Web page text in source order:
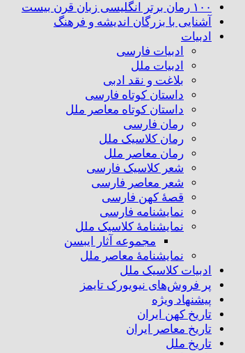
مؤلف
آمریکا)
۱۰۰ رمان برتر انگلیسی زبان قرن بیست
آشنایی با بزرگان اندیشه و فرهنگ
ادبیات
ادبیات فارسی
ادبیات ملل
بلاغت و نقد ادبی
داستان کوتاه فارسی
داستان کوتاه معاصر ملل
رمان فارسی
رمان کلاسیک ملل
رمان معاصر ملل
شعر کلاسیک فارسی
شعر معاصر فارسی
قصهٔ کهن فارسی
نمایشنامه فارسی
نمایشنامهٔ کلاسیک ملل
مجموعه آثار ایبسن
نمایشنامهٔ معاصر ملل
ادبیات کلاسیک ملل
پر فروش‌های نیویورک تایمز
پیشنهاد ویژه
تاریخ کهن ایران
تاریخ معاصر ایران
تاریخ ملل